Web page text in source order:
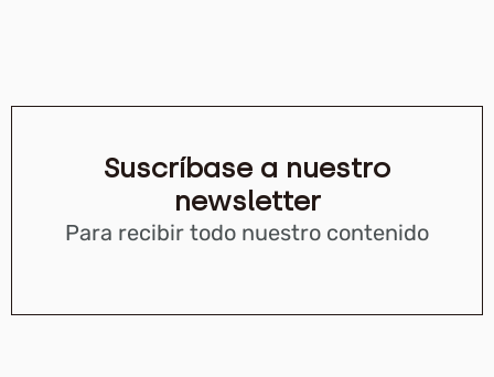
Suscríbase a nuestro
newsletter
Para recibir todo nuestro contenido